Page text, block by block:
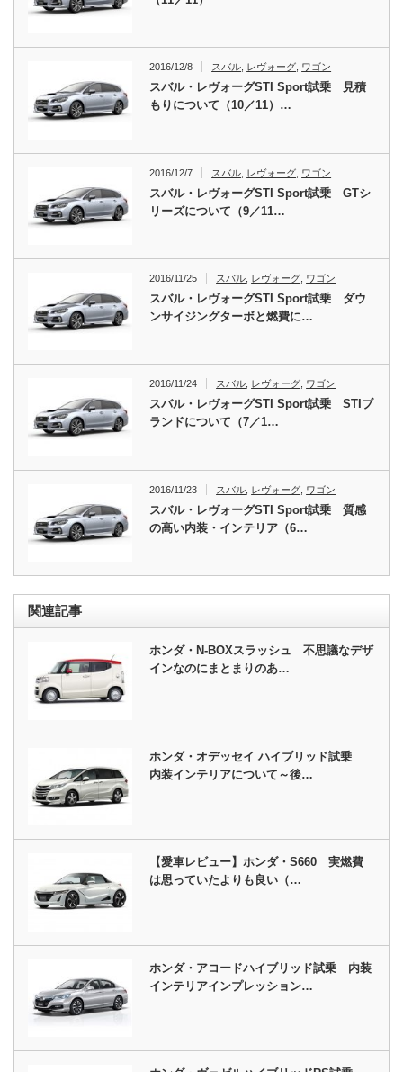
2016/12/8 スバル レヴォーグ ワゴン
スバル・レヴォーグSTI Sport試乗 見積
もりについて（10／11）…
2016/12/7 スバル レヴォーグ ワゴン
スバル・レヴォーグSTI Sport試乗 GTシ
リーズについて（9／11…
2016/11/25 スバル レヴォーグ ワゴン
スバル・レヴォーグSTI Sport試乗 ダウ
ンサイジングターボと燃費に…
2016/11/24 スバル, レヴォーグ, ワゴン
スバル・レヴォーグSTI Sport試乗 STIブ
ランドについて（7／1…
2016/11/23 スバル レヴォーグ ワゴン
スバル・レヴォーグSTI Sport試乗 質感
の高い内装・インテリア（6…
関連記事
ホンダ・N-BOXスラッシュ 不思議なデザ
インなのにまとまりのあ…
ホンダ・オデッセイ ハイブリッド試乗
内装インテリアについて～後…
【愛車レビュー】ホンダ・S660 実燃費
は思っていたよりも良い（…
ホンダ・アコードハイブリッド試乗 内装
インテリアインプレッション…